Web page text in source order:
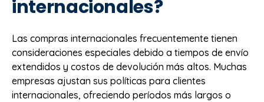
internacionales?
Las compras internacionales frecuentemente tienen
consideraciones especiales debido a tiempos de envío
extendidos y costos de devolución más altos. Muchas
empresas ajustan sus políticas para clientes
internacionales, ofreciendo períodos más largos o